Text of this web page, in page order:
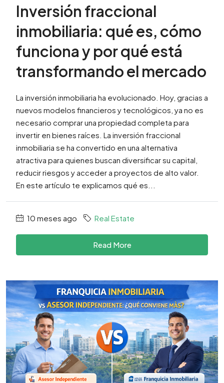
Inversión fraccional
inmobiliaria: qué es, cómo
funciona y por qué está
transformando el mercado
La inversión inmobiliaria ha evolucionado. Hoy, gracias a
nuevos modelos financieros y tecnológicos, ya no es
necesario comprar una propiedad completa para
invertir en bienes raíces. La inversión fraccional
inmobiliaria se ha convertido en una alternativa
atractiva para quienes buscan diversificar su capital,
reducir riesgos y acceder a proyectos de alto valor.
En este artículo te explicamos qué es...
10 meses ago Real Estate
Read More